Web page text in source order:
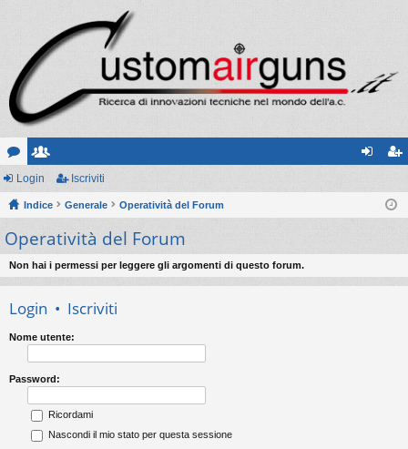
or
u
m
sc
ritt
i
riv
Login Iscriviti
Indice Generale Operatività del Forum
Operatività del Forum
Non hai i permessi per leggere gli argomenti di questo forum.
Login • Iscriviti
Nome utente:
Password:
Ricordami
Nascondi il mio stato per questa sessione